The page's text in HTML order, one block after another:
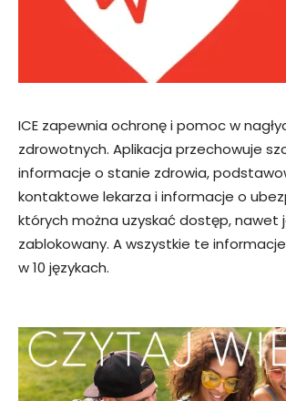
ICE zapewnia ochronę i pomoc w
zdrowotnych. Aplikacja przechowuje
informacje o stanie zdrowia,
kontaktowe lekarza i informacje o
których można uzyskać dostęp, nawet
zablokowany. A wszystkie te
w 10 językach.